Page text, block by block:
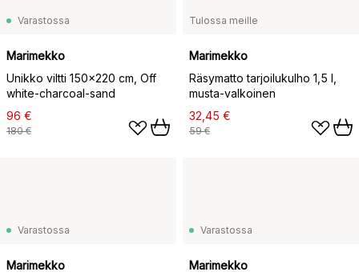
Varastossa
Marimekko
Unikko viltti 150x220 cm, Off
white-charcoal-sand
96 €
180 €
Tulossa meille
Marimekko
Räsymatto tarjoilukulho 1,5 l,
musta-valkoinen
32,45 €
59 €
Varastossa
Marimekko
Varastossa
Marimekko